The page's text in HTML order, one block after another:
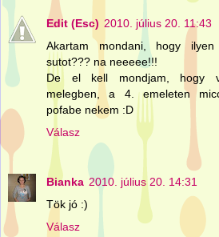
Edit (Esc) 2010. július 20. 11:43
Akartam mondani, hogy
sutot??? na neeeee!!!
De el kell mondjam, hogy
melegben, a 4. emeleten
pofabe nekem :D
Válasz
Bianka 2010. július 20. 14:31
Tök jó :)
Válasz